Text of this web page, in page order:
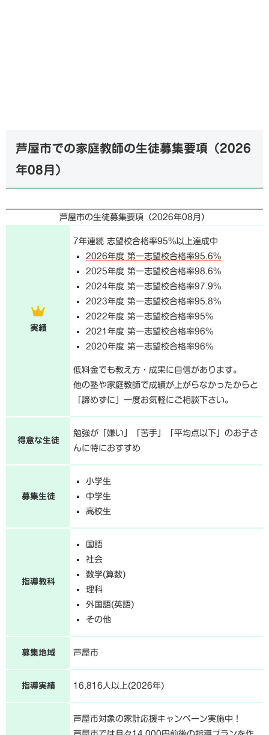
芦屋市での家庭教師の生徒募集要項（2026
年08月）
芦屋市の生徒募集要項（2026年08月 ）
実績
7年連続 志望校合格率95%以上達成中
2026年度 第一志望校合格率95.6%
2025年度 第一志望校合格率98.6%
2024年度 第一志望校合格率97.9%
2023年度 第一志望校合格率95.8%
2022年度 第一志望校合格率95%
2021年度 第一志望校合格率96%
2020年度 第一志望校合格率96%
低料金でも教え方・成果に自信があります。
他の塾や家庭教師で成績が上がらなかったからと
「諦めずに」一度お気軽にご相談下さい。
得意な生徒
勉強が「嫌い」「苦手」「平均点以下」のお子さ
んに特におすすめ
募集生徒
小学生
中学生
高校生
指導教科
国語
社会
数学(算数)
理科
外国語(英語)
その他
募集地域 芦屋市
指導実績 16,816人以上(2026年)
芦屋市対象の家計応援キャンペーン実施中！